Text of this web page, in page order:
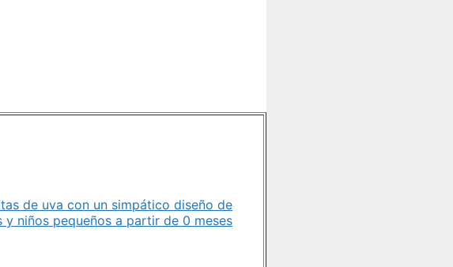
de uva con un simpático diseño de
niños pequeños a partir de 0 meses